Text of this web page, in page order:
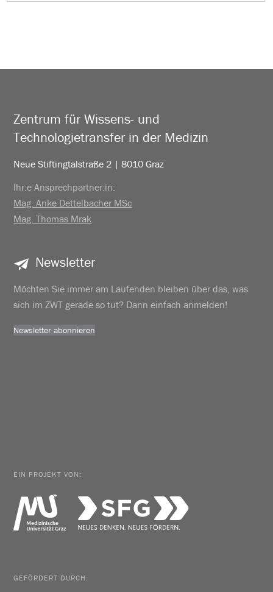
Zentrum für Wissens- und
Technologietransfer in der Medizin
Neue Stiftingtalstraße 2 | 8010 Graz
Ihr:e Ansprechpartner:in:
Mag. Anke Dettelbacher MSc
Mag. Thomas Mrak
Newsletter
Möchten Sie immer am Laufenden bleiben über das, was
sich im ZWT gerade so tut? Dann einfach anmelden!
Newsletter abonnieren
EIN PROJEKT VON:
GEFÖRDERT DURCH: